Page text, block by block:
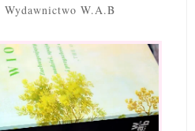
Wydawnictwo W.A.B